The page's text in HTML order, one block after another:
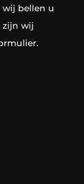
bellen u
zijn wij